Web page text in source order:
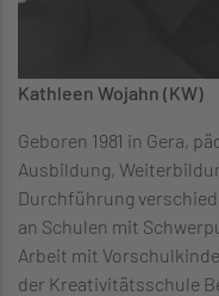
Kathleen Wojahn (KW)
Geboren 1981 in Gera,
Ausbildung,
Durchführung
an Schulen mit
Arbeit mit
der Kreativitätsschule